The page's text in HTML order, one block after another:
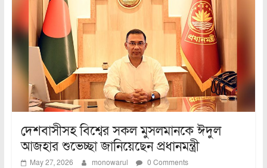
দেশবাসীসহ বিশ্বের সকল মুসলমানকে ঈদুল
আজহার শুভেচ্ছা জানিয়েছেন প্রধানমন্ত্রী
May 27, 2026 monowarul 0 Comments